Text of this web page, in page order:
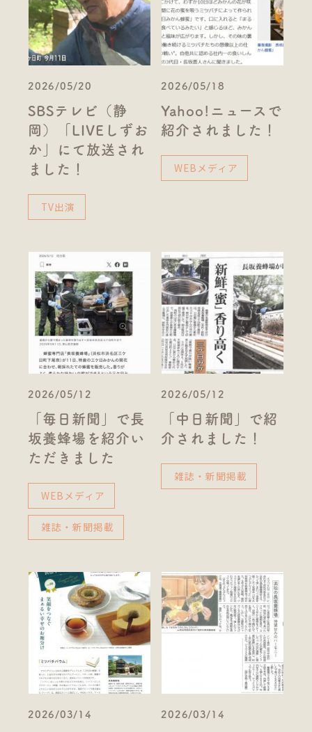
2026/05/20
SBSテレビ（静
岡）「LIVEしずお
か」にて放送され
ました！
TV出演
2026/05/18
Yahoo!ニュースで
紹介されました！
WEBメディア
2026/05/12
「毎日新聞」で長
坂養蜂場を紹介い
ただきました
WEBメディア
雑誌・新聞掲載
2026/05/12
「中日新聞」で紹
介されました！
雑誌・新聞掲載
2026/03/14 2026/03/14